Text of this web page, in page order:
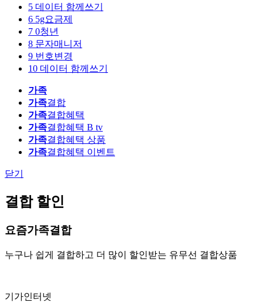
5 데이터 함께쓰기
6 5g요금제
7 0청년
8 문자매니저
9 번호변경
10 데이터 함께쓰기
가족
가족결합
가족결합혜택
가족결합혜택 B tv
가족결합혜택 상품
가족결합혜택 이벤트
닫기
결합 할인
요즘가족결합
누구나 쉽게 결합하고 더 많이 할인받는 유무선 결합상품
기가인터넷